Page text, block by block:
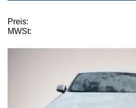
Preis:
MWSt: